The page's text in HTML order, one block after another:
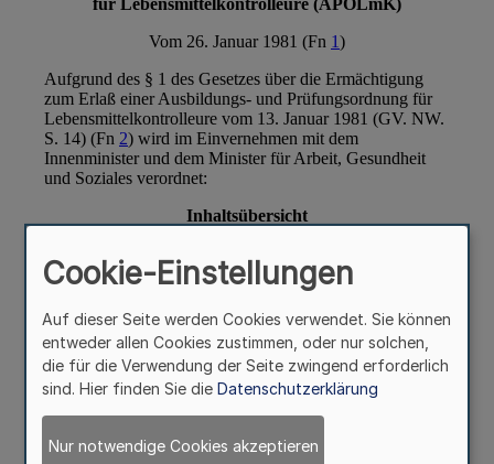
Cookie-Einstellungen
Auf dieser Seite werden Cookies verwendet. Sie können
entweder allen Cookies zustimmen, oder nur solchen,
die für die Verwendung der Seite zwingend erforderlich
sind. Hier finden Sie die Datenschutzerklärung
Nur notwendige Cookies akzeptieren